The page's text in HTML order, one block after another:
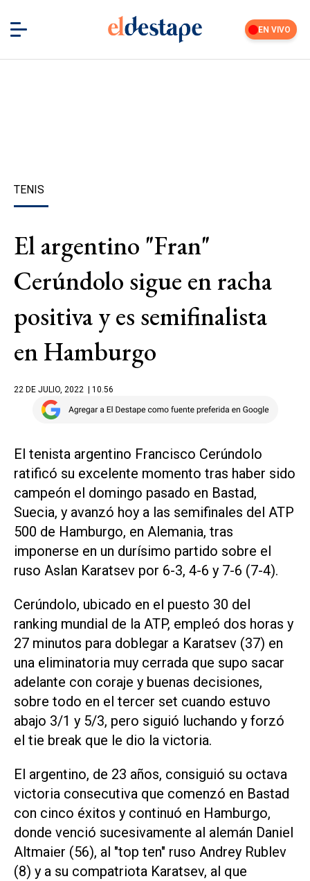
EN VIVO
TENIS
El argentino "Fran"
Cerúndolo sigue en racha
positiva y es semifinalista
en Hamburgo
22 DE JULIO, 2022 | 10.56
El tenista argentino Francisco Cerúndolo
ratificó su excelente momento tras haber sido
campeón el domingo pasado en Bastad,
Suecia, y avanzó hoy a las semifinales del ATP
500 de Hamburgo, en Alemania, tras
imponerse en un durísimo partido sobre el
ruso Aslan Karatsev por 6-3, 4-6 y 7-6 (7-4).
Cerúndolo, ubicado en el puesto 30 del
ranking mundial de la ATP, empleó dos horas y
27 minutos para doblegar a Karatsev (37) en
una eliminatoria muy cerrada que supo sacar
adelante con coraje y buenas decisiones,
sobre todo en el tercer set cuando estuvo
abajo 3/1 y 5/3, pero siguió luchando y forzó
el tie break que le dio la victoria.
El argentino, de 23 años, consiguió su octava
victoria consecutiva que comenzó en Bastad
con cinco éxitos y continuó en Hamburgo,
donde venció sucesivamente al alemán Daniel
Altmaier (56), al "top ten" ruso Andrey Rublev
(8) y a su compatriota Karatsev, al que